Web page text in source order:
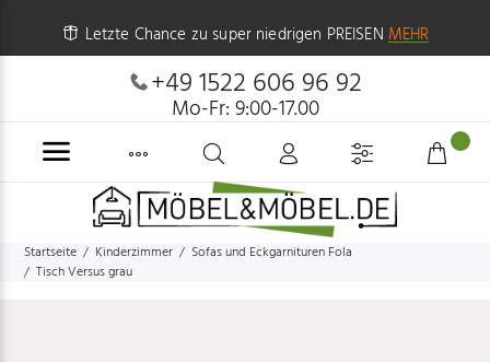
Letzte Chance zu super niedrigen PREISEN MEHR
+49 1522 606 96 92
Mo-Fr: 9:00-17.00
Startseite Kinderzimmer
Sofas und Eckgarnituren Fola
Tisch Versus grau